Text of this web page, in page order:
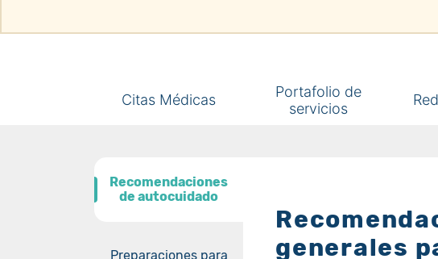
Citas Médicas
Portafolio de
servicios
Recomendaciones
de autocuidado
Recomendaciones
de autocuidado
Preparaciones para
generales